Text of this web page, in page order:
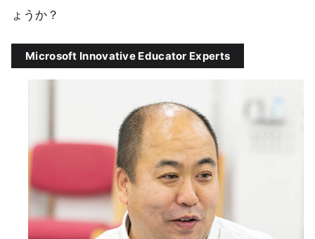
ょうか？
Microsoft Innovative Educator Experts